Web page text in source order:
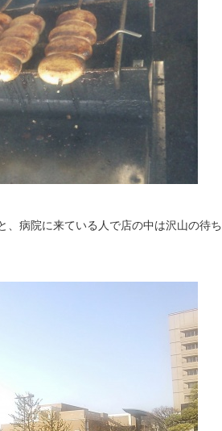
、病院に来ている人で店の中は沢山の待ち